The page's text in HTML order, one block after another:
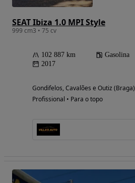
SEAT Ibiza 1.0 MPI Style
999 cm3 • 75 cv
102 887 km Gasolina
2017
Gondifelos, Cavalões e Outiz (Braga)
Profissional • Para o topo